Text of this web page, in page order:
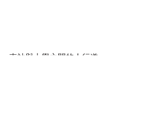
車站與大學之間的人行道。